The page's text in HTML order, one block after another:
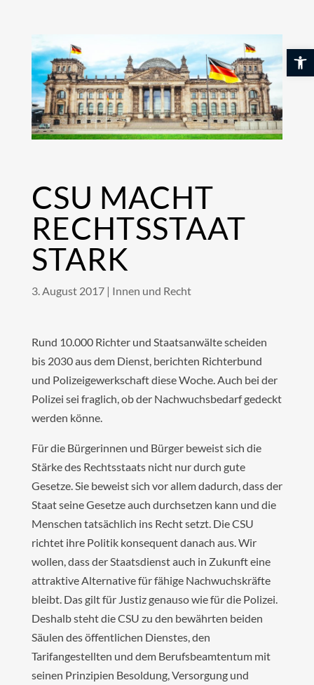
CSU MACHT
RECHTSSTAAT
STARK
3. August 2017| Innen und Recht
Rund 10.000 Richter und Staatsanwälte scheiden
bis 2030 aus dem Dienst, berichten Richterbund
und Polizeigewerkschaft diese Woche. Auch bei der
Polizei sei fraglich, ob der Nachwuchsbedarf gedeckt
werden könne.
Für die Bürgerinnen und Bürger beweist sich die
Stärke des Rechtsstaats nicht nur durch gute
Gesetze. Sie beweist sich vor allem dadurch, dass der
Staat seine Gesetze auch durchsetzen kann und die
Menschen tatsächlich ins Recht setzt. Die CSU
richtet ihre Politik konsequent danach aus. Wir
wollen, dass der Staatsdienst auch in Zukunft eine
attraktive Alternative für fähige Nachwuchskräfte
bleibt. Das gilt für Justiz genauso wie für die Polizei.
Deshalb steht die CSU zu den bewährten beiden
Säulen des öffentlichen Dienstes, den
Tarifangestellten und dem Berufsbeamtentum mit
seinen Prinzipien Besoldung, Versorgung und